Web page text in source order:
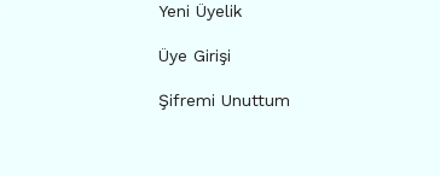
Yeni Üyelik
Üye Girişi
Şifremi Unuttum